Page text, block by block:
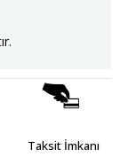
Taksit İmkanı